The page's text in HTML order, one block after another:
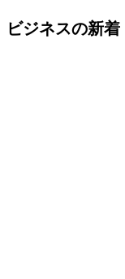
ビジネスの新着